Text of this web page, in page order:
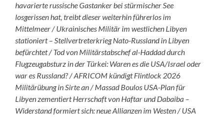
havarierte russische Gastanker bei stürmischer See
losgerissen hat, treibt dieser weiterhin führerlos im
Mittelmeer / Ukrainisches Militär im westlichen Libyen
stationiert – Stellvertreterkrieg Nato-Russland in Libyen
befürchtet / Tod von Militärstabschef al-Haddad durch
Flugzeugabsturz in der Türkei: Waren es die USA/Israel oder
war es Russland? / AFRICOM kündigt Flintlock 2026
Militärübung in Sirte an / Massad Boulos USA-Plan für
Libyen zementiert Herrschaft von Haftar und Dabaiba –
Widerstand formiert sich: neue Allianzen im Westen / USA